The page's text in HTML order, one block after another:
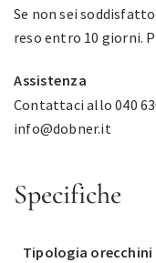
Se non sei
reso entro 10 giorni.
Assistenza
Contattaci allo 040
info@dobner.it
Specifiche
Tipologia orecchini